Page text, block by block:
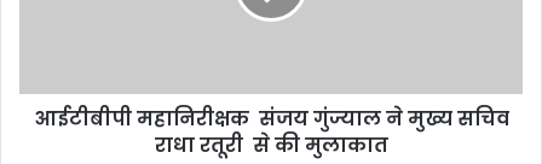
आईटीबीपी महानिरीक्षक संजय गुंज्याल ने मुख्य सचिव
राधा रतूरी से की मुलाकात